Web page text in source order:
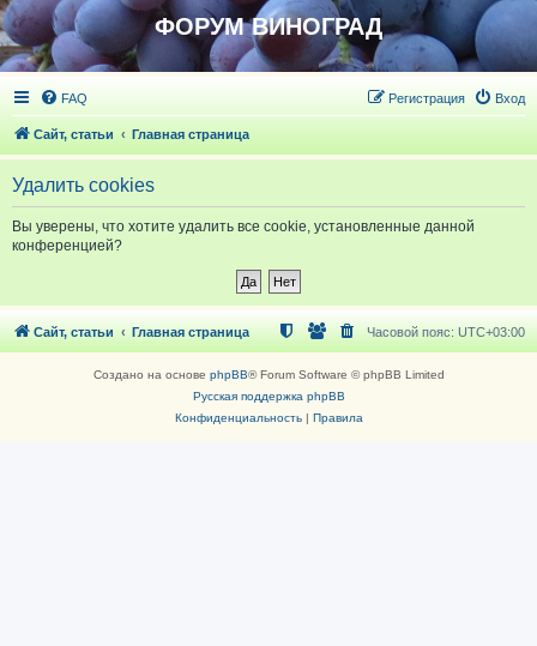
ФОРУМ ВИНОГРАД
FAQ Вход
Регистрация
Сайт, статьи Главная страница
Удалить cookies
Вы уверены, что хотите удалить все cookie, установленные данной
конференцией?
Сайт, статьи Главная страница Часовой пояс: UTC+03:00
Создано на основе phpBB® Forum Software © phpBB Limited
Русская поддержка phpBB
Конфиденциальность| Правила